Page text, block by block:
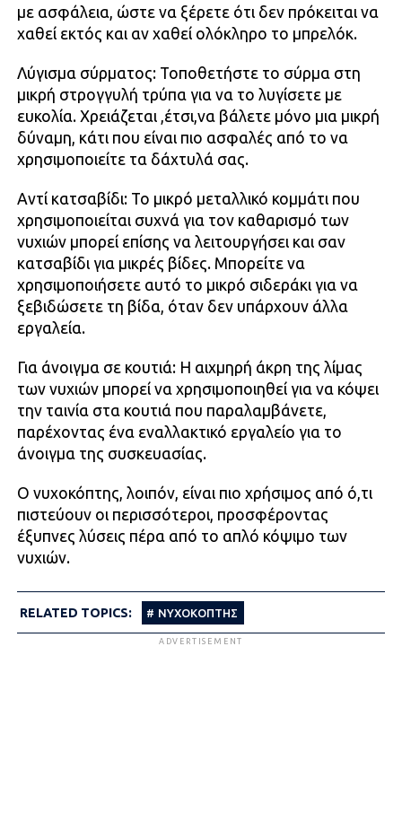
με ασφάλεια, ώστε να ξέρετε ότι δεν πρόκειται να
χαθεί εκτός και αν χαθεί ολόκληρο το μπρελόκ.
Λύγισμα σύρματος: Τοποθετήστε το σύρμα στη
μικρή στρογγυλή τρύπα για να το λυγίσετε με
ευκολία. Χρειάζεται ,έτσι,να βάλετε μόνο μια μικρή
δύναμη, κάτι που είναι πιο ασφαλές από το να
χρησιμοποιείτε τα δάχτυλά σας.
Αντί κατσαβίδι: Το μικρό μεταλλικό κομμάτι που
χρησιμοποιείται συχνά για τον καθαρισμό των
νυχιών μπορεί επίσης να λειτουργήσει και σαν
κατσαβίδι για μικρές βίδες. Μπορείτε να
χρησιμοποιήσετε αυτό το μικρό σιδεράκι για να
ξεβιδώσετε τη βίδα, όταν δεν υπάρχουν άλλα
εργαλεία.
Για άνοιγμα σε κουτιά: Η αιχμηρή άκρη της λίμας
των νυχιών μπορεί να χρησιμοποιηθεί για να κόψει
την ταινία στα κουτιά που παραλαμβάνετε,
παρέχοντας ένα εναλλακτικό εργαλείο για το
άνοιγμα της συσκευασίας.
Ο νυχοκόπτης, λοιπόν, είναι πιο χρήσιμος από ό,τι
πιστεύουν οι περισσότεροι, προσφέροντας
έξυπνες λύσεις πέρα ​​από το απλό κόψιμο των
νυχιών.
RELATED TOPICS: ΝΥΧΟΚΟΠΤΗΣ
ADVERTISEMENT